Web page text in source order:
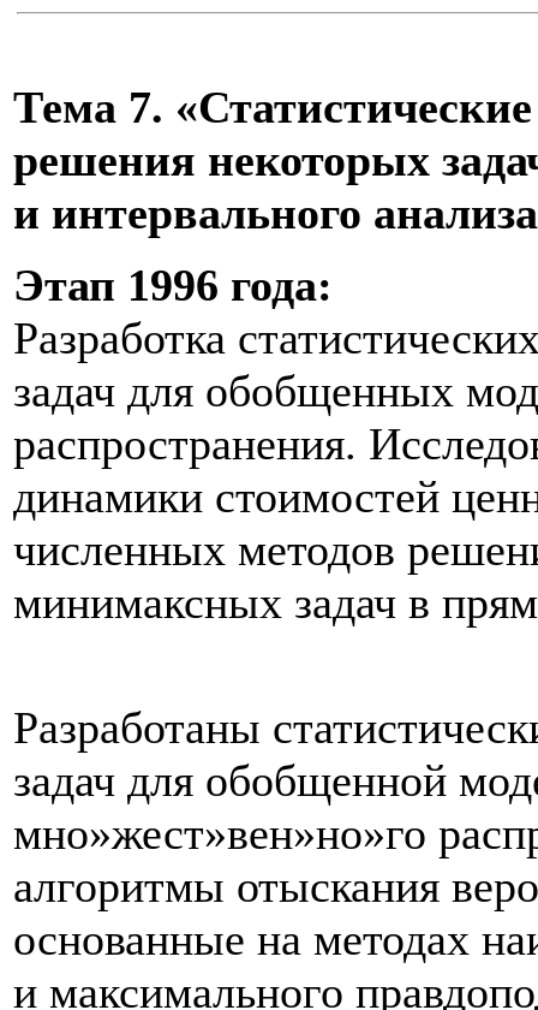
Тема 7.
решения некоторых
и интервального
Этап 1996 года:
Разработка
задач для обобщенных
распространения.
динамики стоимостей
численных методов
минимаксных задач в
Разработаны
задач для обобщенной
мно»жест»вен»но»го
алгоритмы отыскания
основанные на методах
и максимального